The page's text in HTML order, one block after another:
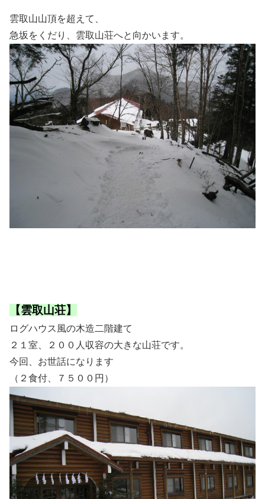
雲取山山頂を超えて、
急坂をくだり、雲取山荘へと向かいます。
【雲取山荘】
ログハウス風の木造二階建て
２１室、２００人収容の大きな山荘です。
今回、お世話になります
（２食付、７５００円）